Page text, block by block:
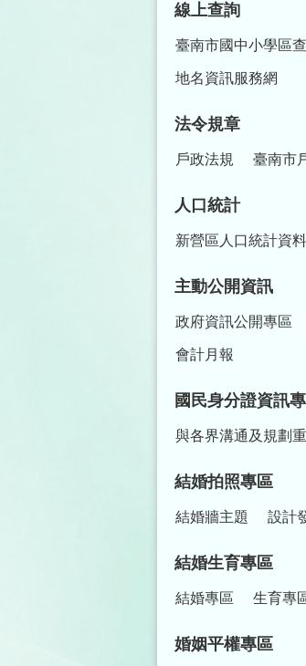
線上查詢
臺南市國中小學區
地名資訊服務網
法令規章
戶政法規 臺南市
人口統計
新營區人口統計資料
主動公開資訊
政府資訊公開專區
會計月報
國民身分證資訊
與各界溝通及規劃
結婚拍照專區
結婚牆主題 設計
結婚生育專區
結婚專區 生育專
婚姻平權專區